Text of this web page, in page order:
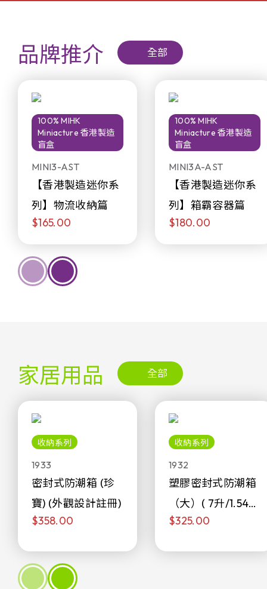
品牌推介 全部
100% MIHK
Miniacture 香港製造
盲盒
MINI3-AST
【香港製造迷你系
列】物流收納篇
$165.00
100% MIHK
Miniacture 香港製造
盲盒
MINI3A-AST
【香港製造迷你系
列】箱霸容器篇
$180.00
家居用品 全部
收納系列
1933
密封式防潮箱 (珍
寶) (外觀設計註冊)
$358.00
收納系列
1932
塑膠密封式防潮箱
（大）( 7升/1.54加
侖)
$325.00